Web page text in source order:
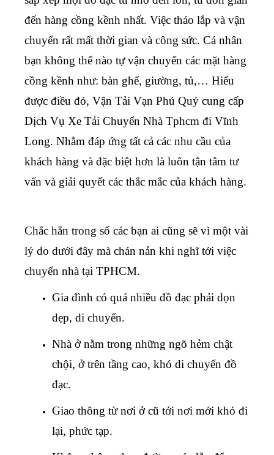
đến hàng cồng kềnh nhất. Việc tháo lắp và vận
chuyển rất mất thời gian và công sức. Cá nhân
bạn không thể nào tự vận chuyển các mặt hàng
cồng kềnh như: bàn ghế, giường, tủ,… Hiểu
được điều đó, Vận Tải Vạn Phú Quý cung cấp
Dịch Vụ Xe Tải Chuyển Nhà Tphcm đi Vĩnh
Long. Nhằm đáp ứng tất cả các nhu cầu của
khách hàng và đặc biệt hơn là luôn tận tâm tư
vấn và giải quyết các thắc mắc của khách hàng.
Chắc hẳn trong số các bạn ai cũng sẽ vì một vài
lý do dưới đây mà chán nản khi nghĩ tới việc
chuyển nhà tại TPHCM.
Gia đình có quá nhiều đồ đạc phải dọn
dẹp, di chuyển.
Nhà ở nằm trong những ngõ hẻm chật
chội, ở trên tầng cao, khó di chuyển đồ
đạc.
Giao thông từ nơi ở cũ tới nơi mới khó đi
lại, phức tạp.